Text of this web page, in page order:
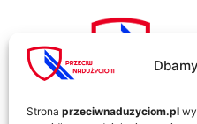
Strona przeciwnaduzyciom.pl
al.